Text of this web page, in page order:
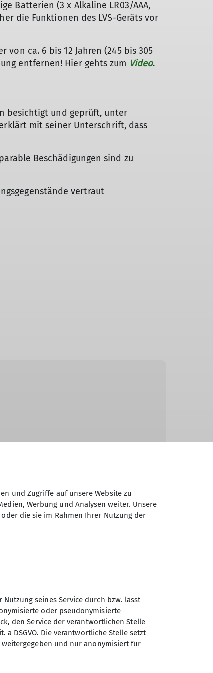
Batterien (3 x Alkaline LR03/AAA,
die Funktionen des LVS-Geräts vor
ca. 6 bis 12 Jahren (245 bis 305
entfernen! Hier gehts zum Video.
besichtigt und geprüft, unter
mit seiner Unterschrift, dass
Beschädigungen sind zu
vertraut
Sektion Otterfing des
Deutschen Alpenvereins e.V.
Nordsiedlung 12
und Zugriffe auf unsere Website zu
Werbung und Analysen weiter. Unsere
die sie im Rahmen Ihrer Nutzung der
seines Service durch bzw. lässt
oder pseudonymisierte
den Service der verantwortlichen Stelle
DSGVO. Die verantwortliche Stelle setzt
weitergegeben und nur anonymisiert für